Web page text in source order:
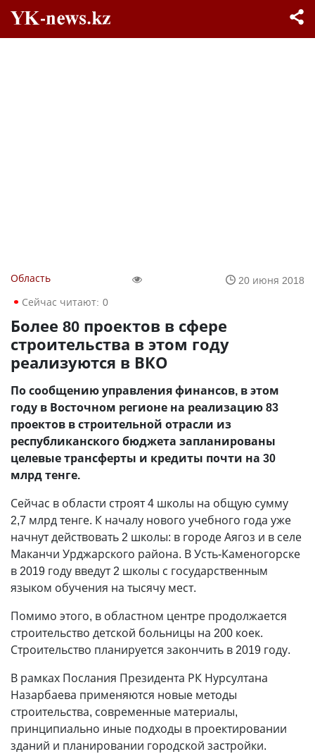
Область
20 июня 2018
Сейчас читают: 0
Более 80 проектов в сфере
строительства в этом году
реализуются в ВКО
По сообщению управления финансов, в этом
году в Восточном регионе на реализацию 83
проектов в строительной отрасли из
республиканского бюджета запланированы
целевые трансферты и кредиты почти на 30
млрд тенге.
Сейчас в области строят 4 школы на общую сумму
2,7 млрд тенге. К началу нового учебного года уже
начнут действовать 2 школы: в городе Аягоз и в селе
Маканчи Урджарского района. В Усть-Каменогорске
в 2019 году введут 2 школы с государственным
языком обучения на тысячу мест.
Помимо этого, в областном центре продолжается
строительство детской больницы на 200 коек.
Строительство планируется закончить в 2019 году.
В рамках Послания Президента РК Нурсултана
Назарбаева применяются новые методы
строительства, современные материалы,
принципиально иные подходы в проектировании
зданий и планировании городской застройки.